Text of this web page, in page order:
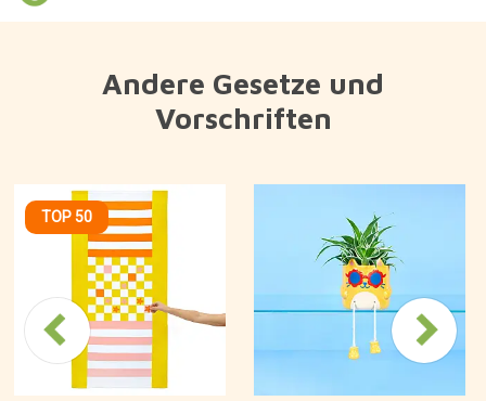
Andere Gesetze und
Vorschriften
TOP 50